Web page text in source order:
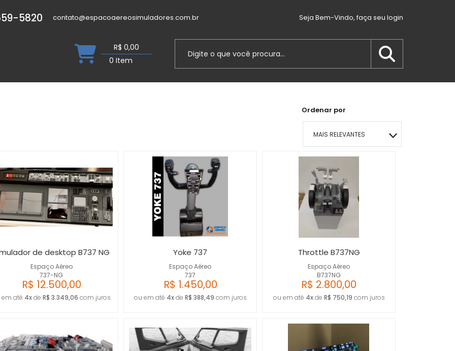
5820 contato@espacoaereosimuladores.com.br Seja Bem-Vindo, faça seu login
R$ 0,00
0 Item
Ordenar por
MAIS RELEVANTES
MENOR PREÇO
MAIOR PREÇO
A - Z
Espaço Aéreo
737-NG
de desktop B737 NG
R$ 12.500,00
até 4xde R$ 3.349,06 com juros
Espaço Aéreo
737
Yoke 737
R$ 1.450,00
ou em até 4xde R$ 388,49 com juros
Espaço Aéreo
B737NG
Throttle B737NG
R$ 2.800,00
ou em até 4xde R$ 750,19 com juros